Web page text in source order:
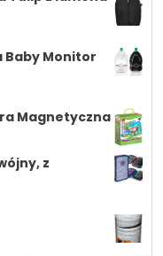
Baby Monitor
Magnetyczna
z